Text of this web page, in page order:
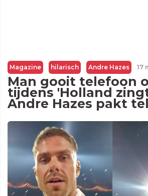
Magazine hilarisch Andre Hazes 17
Man gooit telefoon
tijdens 'Holland
Andre Hazes pakt